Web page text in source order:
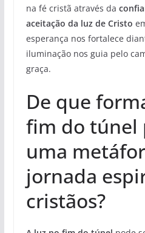
na fé cristã através da
aceitação da luz de Cristo
esperança nos fortalece
iluminação nos guia pelo
graça.
De que
fim do túnel
uma
jornada
cristãos?